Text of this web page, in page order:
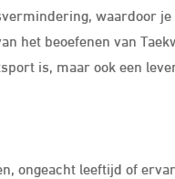
waardoor
het beoefenen van
is, maar ook een
ongeacht leeftijd of